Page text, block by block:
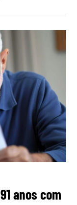
anos com